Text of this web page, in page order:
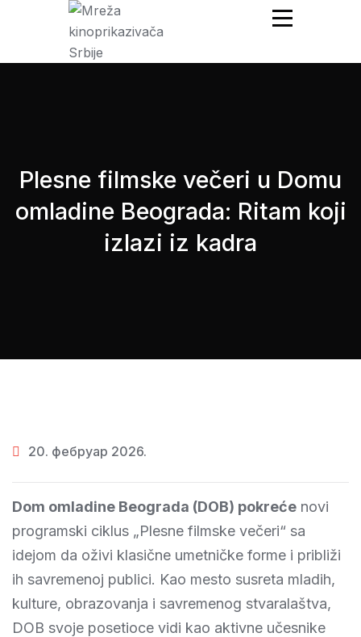
Plesne filmske večeri u Domu
omladine Beograda: Ritam koji
izlazi iz kadra
20. фебруар 2026.
Dom omladine Beograda (DOB) pokreće novi
programski ciklus „Plesne filmske večeri“ sa
idejom da oživi klasične umetničke forme i približi
ih savremenoj publici. Kao mesto susreta mladih,
kulture, obrazovanja i savremenog stvaralaštva,
DOB svoje posetioce vidi kao aktivne učesnike